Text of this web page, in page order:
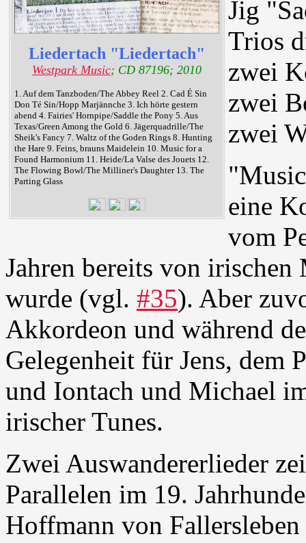
Liedertach "Liedertach"
Westpark Music; CD 87196; 2010
1. Auf dem Tanzboden/The Abbey Reel 2. Cad É Sin
Don Té Sin/Hopp Marjännche 3. Ich hörte gestern
abend 4. Fairies' Hornpipe/Saddle the Pony 5. Aus
Texas/Green Among the Gold 6. Jägerquadrille/The
Sheik's Fancy 7. Waltz of the Goden Rings 8. Hunting
the Hare 9. Feins, brauns Maidelein 10. Music for a
Found Harmonium 11. Heide/La Valse des Jouets 12.
The Flowing Bowl/The Milliner's Daughter 13. The
Parting Glass
Jig
Trios
zwei
zwei
zwei
eine
vom
Jahren bereits von
wurde (vgl. #35). Aber
Akkordeon und während
Gelegenheit für Jens, dem
und Iontach und Michael
irischer Tunes.
Zwei Auswandererlieder
Parallelen im 19.
Hoffmann von